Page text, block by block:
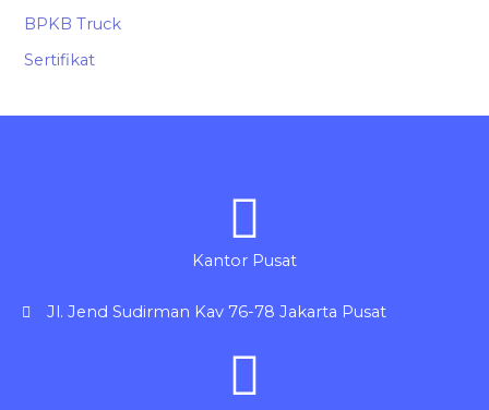
BPKB Truck
Sertifikat
Kantor Pusat
Jl. Jend Sudirman Kav 76-78 Jakarta Pusat